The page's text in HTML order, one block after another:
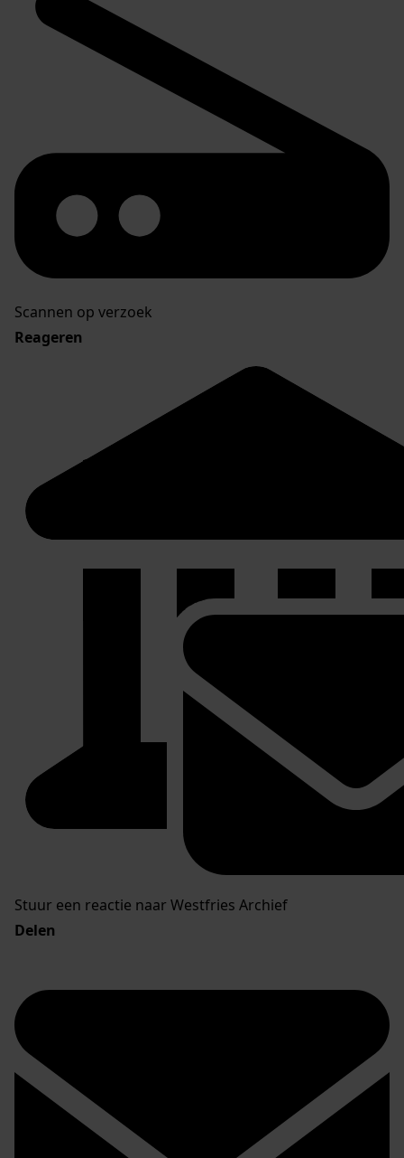
Scannen op verzoek
Reageren
Stuur een reactie naar Westfries Archief
Delen